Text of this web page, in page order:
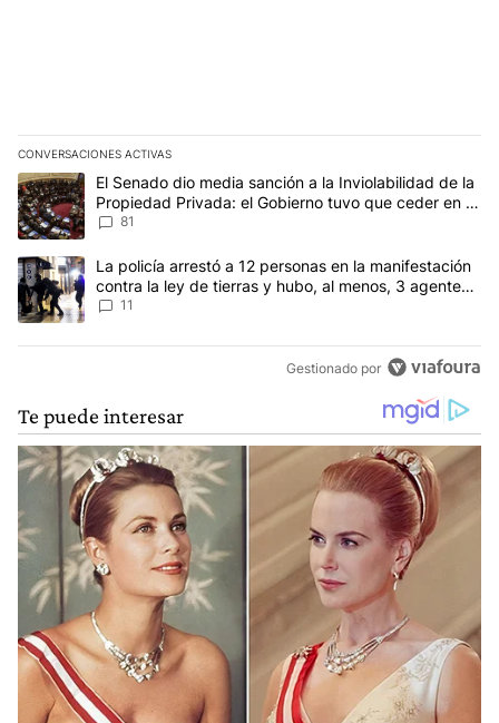
CONVERSACIONES ACTIVAS
Este listado muestra los artículos con más comentarios en los
Un artículo de tendencia con el título "El Senado dio media
El Senado dio media sanción a la Inviolabilidad de la
Propiedad Privada: el Gobierno tuvo que ceder en la
Ley del Manejo del Fuego
81
Un artículo de tendencia con el título "La policía arrestó a 12
La policía arrestó a 12 personas en la manifestación
contra la ley de tierras y hubo, al menos, 3 agentes
heridos
11
Gestionado por